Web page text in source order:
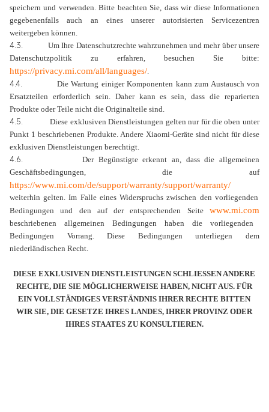
speichern und verwenden. Bitte beachten Sie, dass wir diese Informationen
gegebenenfalls auch an eines unserer autorisierten Servicezentren
weitergeben können.
4.3.
Um Ihre Datenschutzrechte wahrzunehmen und mehr über unsere
Datenschutzpolitik zu erfahren, besuchen Sie bitte:
https://privacy.mi.com/all/languages/.
4.4.
Die Wartung einiger Komponenten kann zum Austausch von
Ersatzteilen erforderlich sein. Daher kann es sein, dass die reparierten
Produkte oder Teile nicht die Originalteile sind.
4.5.
Diese exklusiven Dienstleistungen gelten nur für die oben unter
Punkt 1 beschriebenen Produkte. Andere Xiaomi-Geräte sind nicht für diese
exklusiven Dienstleistungen berechtigt.
4.6.
Der Begünstigte erkennt an, dass die allgemeinen
Geschäftsbedingungen, die auf
https://www.mi.com/de/support/warranty/support/warranty/
weiterhin gelten. Im Falle eines Widerspruchs zwischen den vorliegenden
Bedingungen und den auf der entsprechenden Seite www.mi.com
beschriebenen allgemeinen Bedingungen haben die vorliegenden
Bedingungen Vorrang. Diese Bedingungen unterliegen dem
niederländischen Recht.
DIESE EXKLUSIVEN DIENSTLEISTUNGEN SCHLIESSEN ANDERE
RECHTE, DIE SIE MÖGLICHERWEISE HABEN, NICHT AUS. FÜR
EIN VOLLSTÄNDIGES VERSTÄNDNIS IHRER RECHTE BITTEN
WIR SIE, DIE GESETZE IHRES LANDES, IHRER PROVINZ ODER
IHRES STAATES ZU KONSULTIEREN.